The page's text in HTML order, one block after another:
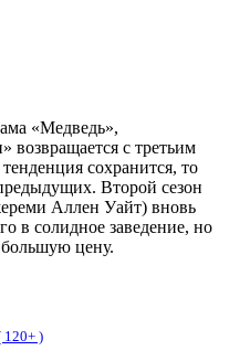
«Медведь»,
возвращается с третьим
сохранится, то
Второй сезон
Аллен Уайт) вновь
в солидное заведение, но
большую цену.
120+ )